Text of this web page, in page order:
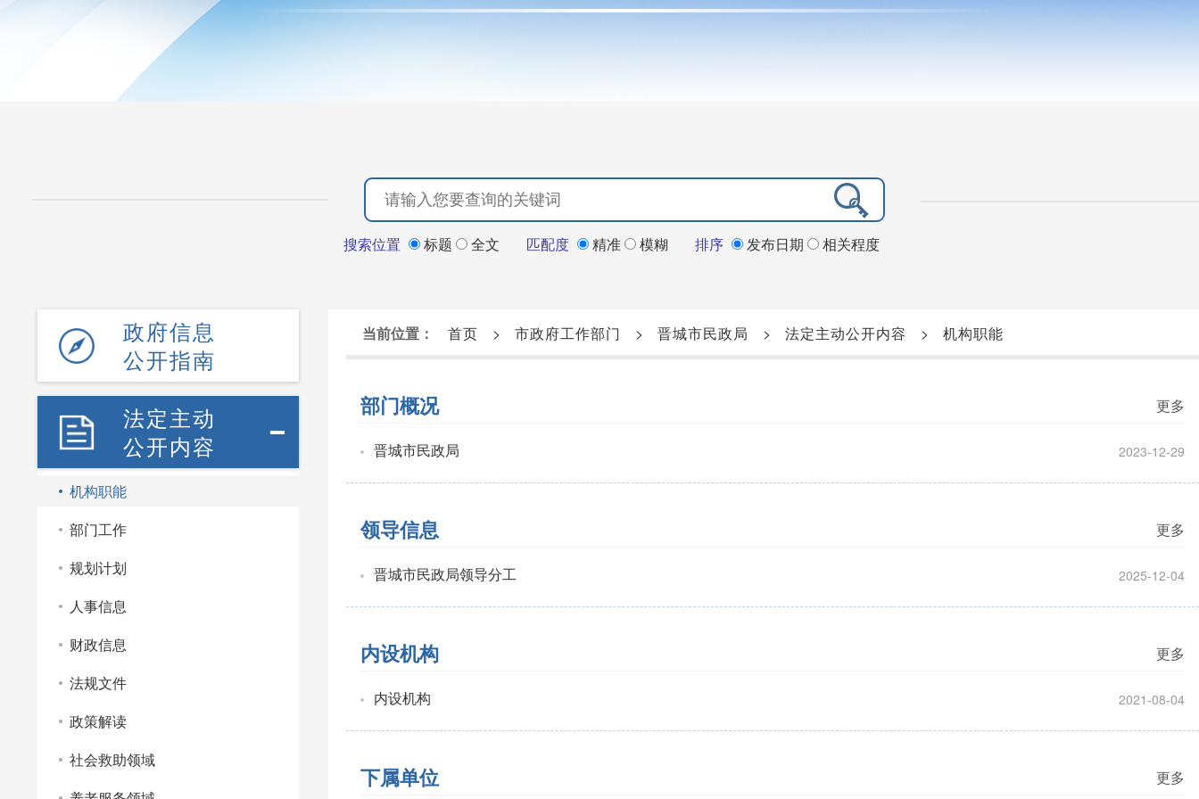
搜索位置 标题 全文 匹配度 精准 模糊 排序 发布日期 相关程度
政府信息
公开指南
法定主动
公开内容
机构职能
部门工作
规划计划
人事信息
财政信息
法规文件
政策解读
社会救助领域
当前位置： 首页 > 市政府工作部门 > 晋城市民政局 > 法定主动公开内容 > 机构职能
部门概况 更多
晋城市民政局 2023-12-29
领导信息 更多
晋城市民政局领导分工 2025-12-04
内设机构 更多
内设机构 2021-08-04
下属单位 更多